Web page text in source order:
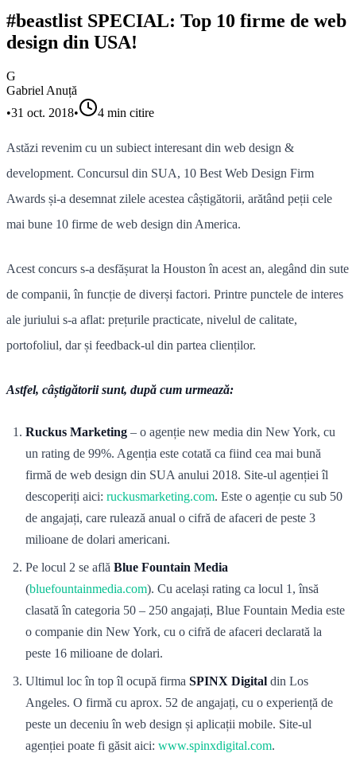
#beastlist SPECIAL: Top 10 firme de web
design din USA!
G
Gabriel Anuță
•31 oct. 2018• 4 min citire
Astăzi revenim cu un subiect interesant din web design &
development. Concursul din SUA, 10 Best Web Design Firm
Awards și-a desemnat zilele acestea câștigătorii, arătând peții cele
mai bune 10 firme de web design din America.
Acest concurs s-a desfășurat la Houston în acest an, alegând din sute
de companii, în funcție de diverși factori. Printre punctele de interes
ale juriului s-a aflat: prețurile practicate, nivelul de calitate,
portofoliul, dar și feedback-ul din partea clienților.
Astfel, câștigătorii sunt, după cum urmează:
Ruckus Marketing – o agenție new media din New York, cu
un rating de 99%. Agenția este cotată ca fiind cea mai bună
firmă de web design din SUA anului 2018. Site-ul agenției îl
descoperiți aici: ruckusmarketing.com. Este o agenție cu sub 50
de angajați, care rulează anual o cifră de afaceri de peste 3
milioane de dolari americani.
Pe locul 2 se află Blue Fountain Media
(bluefountainmedia.com). Cu același rating ca locul 1, însă
clasată în categoria 50 – 250 angajați, Blue Fountain Media este
o companie din New York, cu o cifră de afaceri declarată la
peste 16 milioane de dolari.
Ultimul loc în top îl ocupă firma SPINX Digital din Los
Angeles. O firmă cu aprox. 52 de angajați, cu o experiență de
peste un deceniu în web design și aplicații mobile. Site-ul
agenției poate fi găsit aici: www.spinxdigital.com.